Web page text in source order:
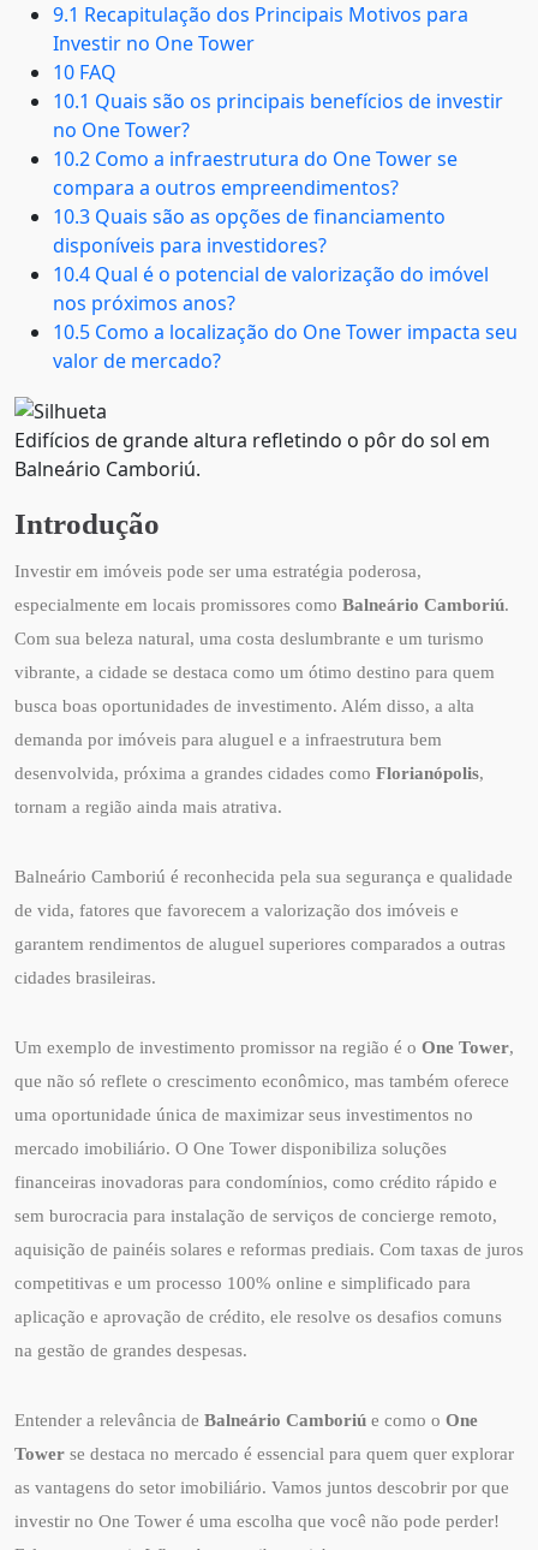
9.1 Recapitulação dos Principais Motivos para
Investir no One Tower
10 FAQ
10.1 Quais são os principais benefícios de investir
no One Tower?
10.2 Como a infraestrutura do One Tower se
compara a outros empreendimentos?
10.3 Quais são as opções de financiamento
disponíveis para investidores?
10.4 Qual é o potencial de valorização do imóvel
nos próximos anos?
10.5 Como a localização do One Tower impacta seu
valor de mercado?
Edifícios de grande altura refletindo o pôr do sol em
Balneário Camboriú.
Introdução
Investir em imóveis pode ser uma estratégia poderosa,
especialmente em locais promissores como Balneário Camboriú.
Com sua beleza natural, uma costa deslumbrante e um turismo
vibrante, a cidade se destaca como um ótimo destino para quem
busca boas oportunidades de investimento. Além disso, a alta
demanda por imóveis para aluguel e a infraestrutura bem
desenvolvida, próxima a grandes cidades como Florianópolis,
tornam a região ainda mais atrativa.
Balneário Camboriú é reconhecida pela sua segurança e qualidade
de vida, fatores que favorecem a valorização dos imóveis e
garantem rendimentos de aluguel superiores comparados a outras
cidades brasileiras.
Um exemplo de investimento promissor na região é o One Tower,
que não só reflete o crescimento econômico, mas também oferece
uma oportunidade única de maximizar seus investimentos no
mercado imobiliário. O One Tower disponibiliza soluções
financeiras inovadoras para condomínios, como crédito rápido e
sem burocracia para instalação de serviços de concierge remoto,
aquisição de painéis solares e reformas prediais. Com taxas de juros
competitivas e um processo 100% online e simplificado para
aplicação e aprovação de crédito, ele resolve os desafios comuns
na gestão de grandes despesas.
Entender a relevância de Balneário Camboriú e como o One
Tower se destaca no mercado é essencial para quem quer explorar
as vantagens do setor imobiliário. Vamos juntos descobrir por que
investir no One Tower é uma escolha que você não pode perder!